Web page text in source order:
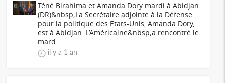
Téné Birahima et Amanda Dory mardi à Abidjan
(DR)&nbsp;La Secrétaire adjointe à la Défense
pour la politique des Etats-Unis, Amanda Dory,
est à Abidjan. L’Américaine&nbsp;a rencontré le
mard...
il y a 1 an